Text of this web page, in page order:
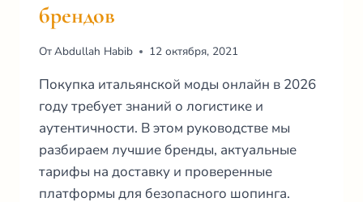
брендов
ОтAbdullah Habib 12 октября, 2021
Покупка итальянской моды онлайн в 2026
году требует знаний о логистике и
аутентичности. В этом руководстве мы
разбираем лучшие бренды, актуальные
тарифы на доставку и проверенные
платформы для безопасного шопинга.